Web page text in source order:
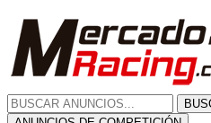
ANUNCIOS DE COMPETICIÓN